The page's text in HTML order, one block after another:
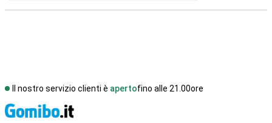
Il nostro servizio clienti è apertofino alle 21.00ore